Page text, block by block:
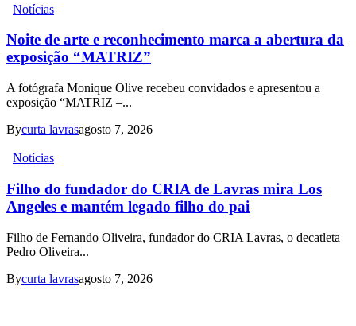
Notícias
Noite de arte e reconhecimento marca a abertura da
exposição “MATRIZ”
A fotógrafa Monique Olive recebeu convidados e apresentou a
exposição “MATRIZ –...
Bycurta lavrasagosto 7, 2026
Notícias
Filho do fundador do CRIA de Lavras mira Los
Angeles e mantém legado filho do pai
Filho de Fernando Oliveira, fundador do CRIA Lavras, o decatleta
Pedro Oliveira...
Bycurta lavrasagosto 7, 2026